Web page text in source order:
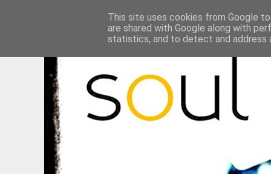
This site uses cookies from Google
are shared with Google along with
statistics, and to detect and address